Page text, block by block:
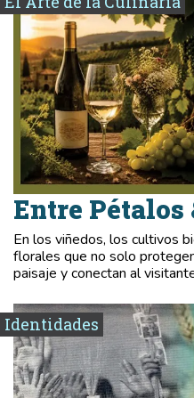
Entre Pétalos
En los viñedos, los cultivos
florales que no solo
paisaje y conectan al
Identidades